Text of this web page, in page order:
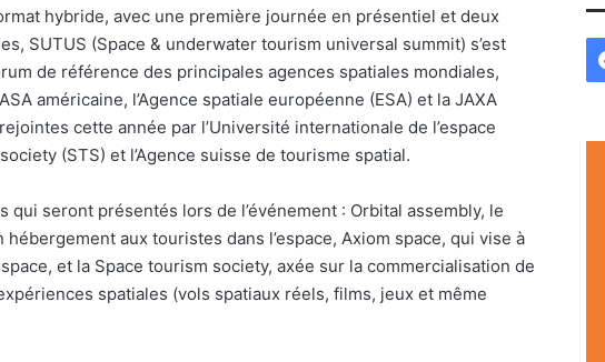
hybride, avec une première journée en présentiel et deux
SUTUS (Space & underwater tourism universal summit) s’est
de référence des principales agences spatiales mondiales,
américaine, l’Agence spatiale européenne (ESA) et la JAXA
cette année par l’Université internationale de l’espace
(STS) et l’Agence suisse de tourisme spatial.
qui seront présentés lors de l’événement : Orbital assembly, le
aux touristes dans l’espace, Axiom space, qui vise à
et la Space tourism society, axée sur la commercialisation de
spatiales (vols spatiaux réels, films, jeux et même